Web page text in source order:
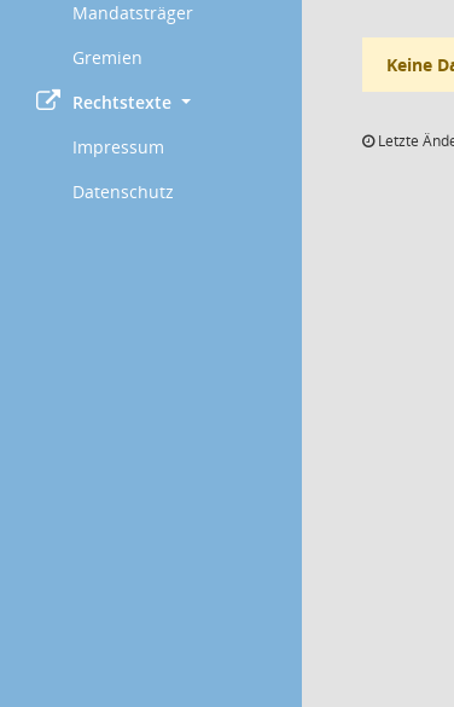
Mandatsträger
Gremien
Rechtstexte
Impressum
Datenschutz
Keine
Letzte